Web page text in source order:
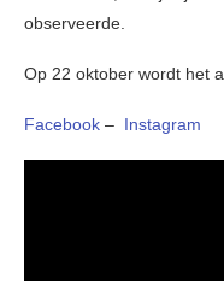
observeerde.
Op 22 oktober wordt het
Facebook – Instagram